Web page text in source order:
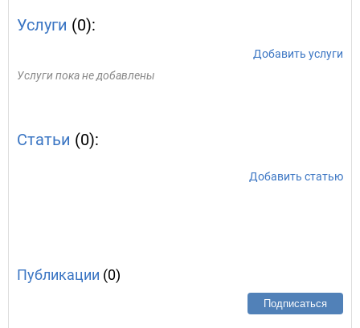
Услуги (0):
Добавить услуги
Услуги пока не добавлены
Статьи (0):
Добавить статью
Публикации (0)
Подписаться